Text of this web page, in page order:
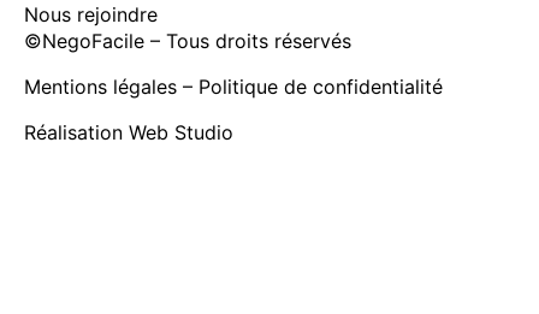
Nous rejoindre
©NegoFacile – Tous droits réservés
Mentions légales – Politique de confidentialité
Réalisation Web Studio